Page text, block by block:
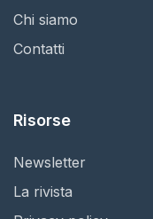
Chi siamo
Contatti
Risorse
Newsletter
La rivista